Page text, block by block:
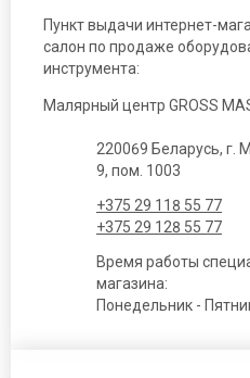
Пункт выдачи интернет-
салон по продаже
инструмента:
Малярный центр GROSS
220069 Беларусь, г.
9, пом. 1003
+375 29 118 55 77
+375 29 128 55 77
Время работы
магазина:
Понедельник -